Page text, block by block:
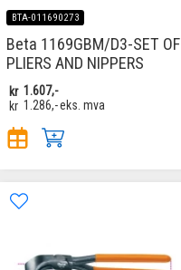
BTA-011690273
Beta 1169GBM/D3-SET OF
PLIERS AND NIPPERS
kr 1.607,-
kr 1.286,-eks. mva